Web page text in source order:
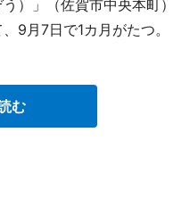
）」（佐賀市中央本町）
9月7日で1カ月がたつ。
む